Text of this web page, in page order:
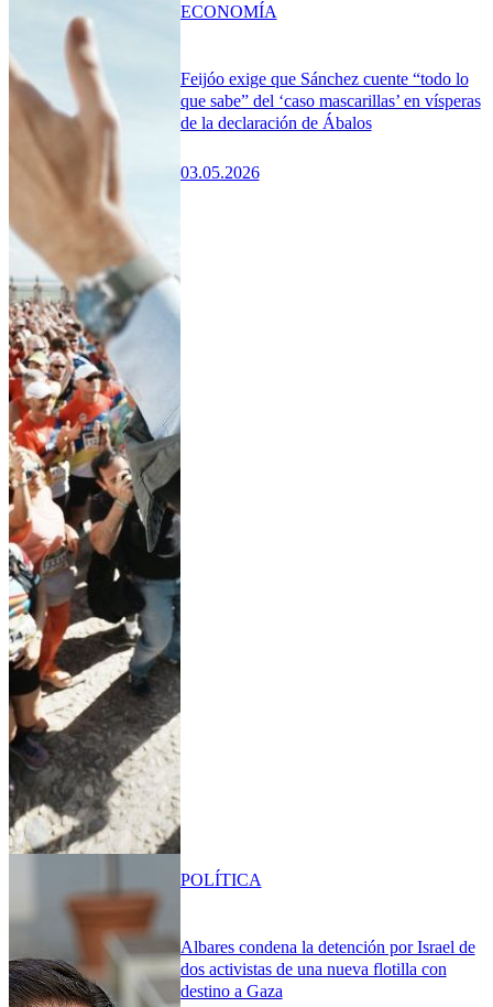
Feijóo exige que Sánchez cuente “todo lo
que sabe” del ‘caso mascarillas’ en vísperas
de la declaración de Ábalos
03.05.2026
ECONOMÍA
Albares condena la detención por Israel de
dos activistas de una nueva flotilla con
destino a Gaza
POLÍTICA